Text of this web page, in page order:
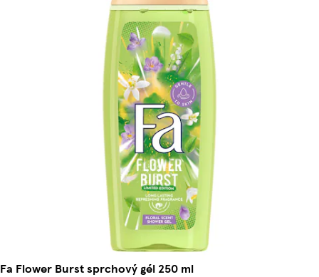
Fa Flower Burst sprchový gél 250 ml